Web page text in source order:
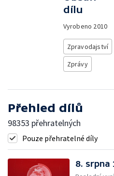
dílu
Vyrobeno 2010
Zpravodajství
Zprávy
Přehled dílů
98353 přehratelných
Pouze přehratelné díly
8. srpna